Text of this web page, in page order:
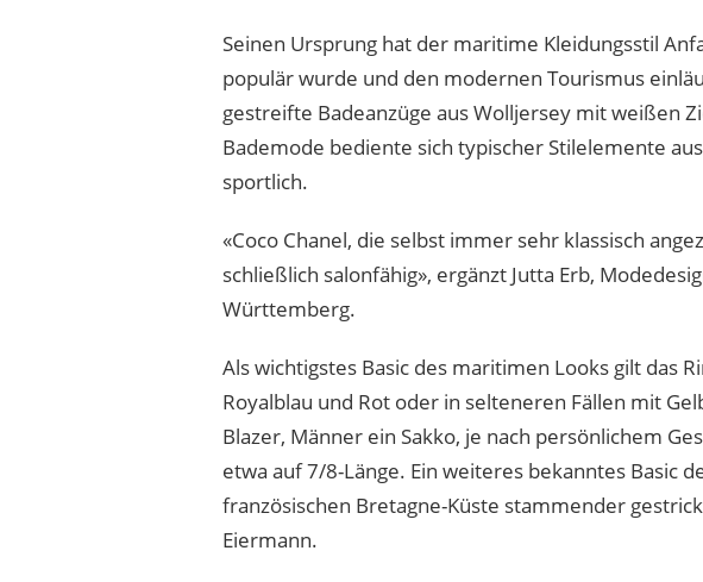
Seinen Ursprung hat der maritime Kleidungsstil
populär wurde und den modernen Tourismus
gestreifte Badeanzüge aus Wolljersey mit weißen
Bademode bediente sich typischer Stilelemente
sportlich.
«Coco Chanel, die selbst immer sehr klassisch
schließlich salonfähig», ergänzt Jutta Erb,
Württemberg.
Als wichtigstes Basic des maritimen Looks gilt das
Royalblau und Rot oder in selteneren Fällen mit
Blazer, Männer ein Sakko, je nach persönlichem
etwa auf 7/8-Länge. Ein weiteres bekanntes Basic
französischen Bretagne-Küste stammender
Eiermann.